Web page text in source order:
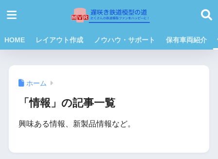
HOME レイアウト作成 ノウハウ・サポート 保有車両紹介
ホーム
「情報」の記事一覧
興味ある情報、新製品情報など。